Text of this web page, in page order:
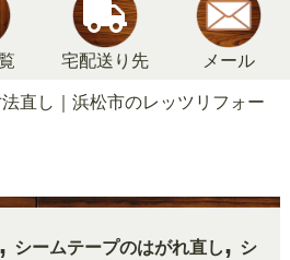
宅配送り先 メール
直し｜浜松市のレッツリフォー
シームテープのはがれ直し, シ